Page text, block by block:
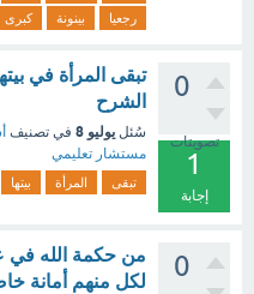
رجعيا
بينونة كبرى
0
تصويتات
1
إجابة
تبقى المرأة في
الشرح
سُئل يوليو 8 في تصنيف
مستشار تعليمي
تبقى المرأة بيتها
0
من حكمة الله في
لكل منهم أمانة